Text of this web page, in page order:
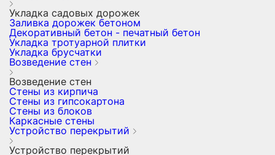
Укладка садовых дорожек
Заливка дорожек бетоном
Декоративный бетон - печатный бетон
Укладка тротуарной плитки
Укладка брусчатки
Возведение стен
Возведение стен
Стены из кирпича
Стены из гипсокартона
Стены из блоков
Каркасные стены
Устройство перекрытий
Устройство перекрытий